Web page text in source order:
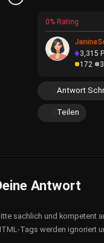
0% Rating
3,315
172
Antwort
Teilen
Antwort
sachlich und kompetent
Tags werden ignoriert